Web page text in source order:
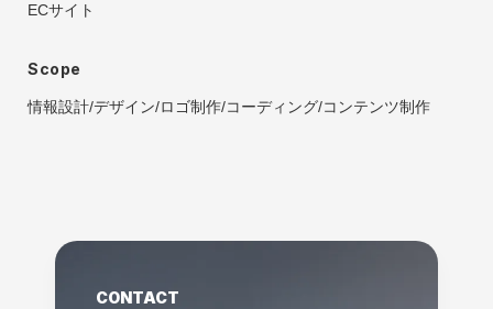
ECサイト
Scope
情報設計/デザイン/ロゴ制作/コーディング/コンテンツ制作
CONTACT